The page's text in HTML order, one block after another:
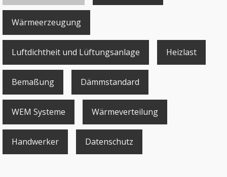
Wärmeerzeugung
Luftdichtheit und Lüftungsanlage Heizlast
Bemaßung Dämmstandard
WEM Systeme Wärmeverteilung
Handwerker Datenschutz